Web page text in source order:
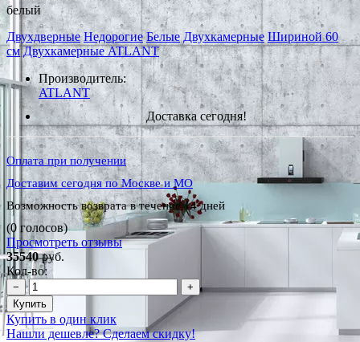
белый
Двухдверные Недорогие Белые Двухкамерные Шириной 60
см Двухкамерные ATLANT
Производитель:
ATLANT
Доставка сегодня!
Оплата при получении
Доставим сегодня по Москве и МО
Возможность возврата в течение 14 дней
(0 голосов)
Просмотреть отзывы
35540руб.
Кол-во:
−
+
Купить
Купить в один клик
Нашли дешевле? Сделаем скидку!